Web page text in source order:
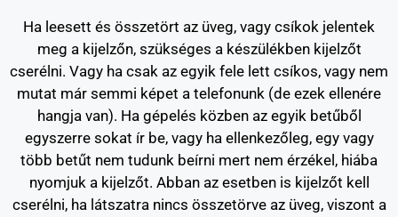
Ha leesett és összetört az üveg, vagy csíkok jelentek
meg a kijelzőn, szükséges a készülékben kijelzőt
cserélni. Vagy ha csak az egyik fele lett csíkos, vagy nem
mutat már semmi képet a telefonunk (de ezek ellenére
hangja van). Ha gépelés közben az egyik betűből
egyszerre sokat ír be, vagy ha ellenkezőleg, egy vagy
több betűt nem tudunk beírni mert nem érzékel, hiába
nyomjuk a kijelzőt. Abban az esetben is kijelzőt kell
cserélni, ha látszatra nincs összetörve az üveg, viszont a